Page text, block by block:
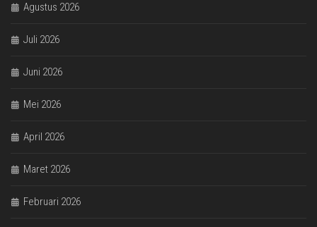
Agustus 2026
Juli 2026
Juni 2026
Mei 2026
April 2026
Maret 2026
Februari 2026